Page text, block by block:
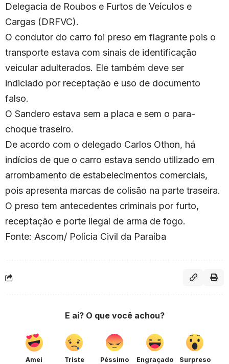
Delegacia de Roubos e Furtos de Veículos e
Cargas (DRFVC).
O condutor do carro foi preso em flagrante pois o
transporte estava com sinais de identificação
veicular adulterados. Ele também deve ser
indiciado por receptação e uso de documento
falso.
O Sandero estava sem a placa e sem o para-
choque traseiro.
De acordo com o delegado Carlos Othon, há
indícios de que o carro estava sendo utilizado em
arrombamento de estabelecimentos comerciais,
pois apresenta marcas de colisão na parte traseira.
O preso tem antecedentes criminais por furto,
receptação e porte ilegal de arma de fogo.
Fonte: Ascom/ Polícia Civil da Paraíba
E ai? O que você achou?
Amei Triste Péssimo Engraçado Surpreso